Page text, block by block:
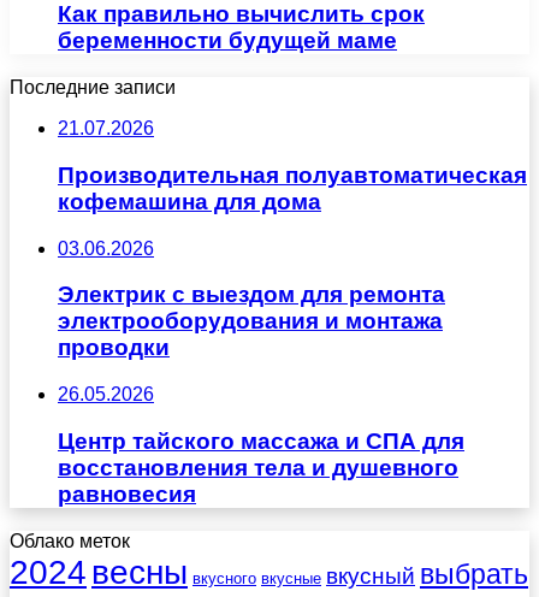
Как правильно вычислить срок
беременности будущей маме
Последние записи
21.07.2026
Производительная полуавтоматическая
кофемашина для дома
03.06.2026
Электрик с выездом для ремонта
электрооборудования и монтажа
проводки
26.05.2026
Центр тайского массажа и СПА для
восстановления тела и душевного
равновесия
Облако меток
2024 весны вкусного вкусные вкусный выбрать